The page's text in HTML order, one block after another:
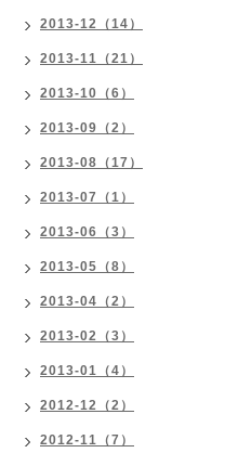
2013-12（14）
2013-11（21）
2013-10（6）
2013-09（2）
2013-08（17）
2013-07（1）
2013-06（3）
2013-05（8）
2013-04（2）
2013-02（3）
2013-01（4）
2012-12（2）
2012-11（7）